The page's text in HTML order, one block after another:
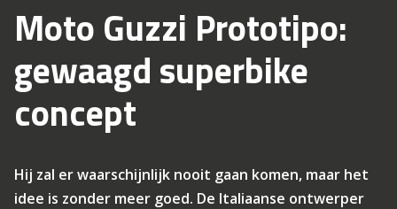
Moto Guzzi Prototipo:
gewaagd superbike
concept
Hij zal er waarschijnlijk nooit gaan komen, maar het
idee is zonder meer goed. De Italiaanse ontwerper